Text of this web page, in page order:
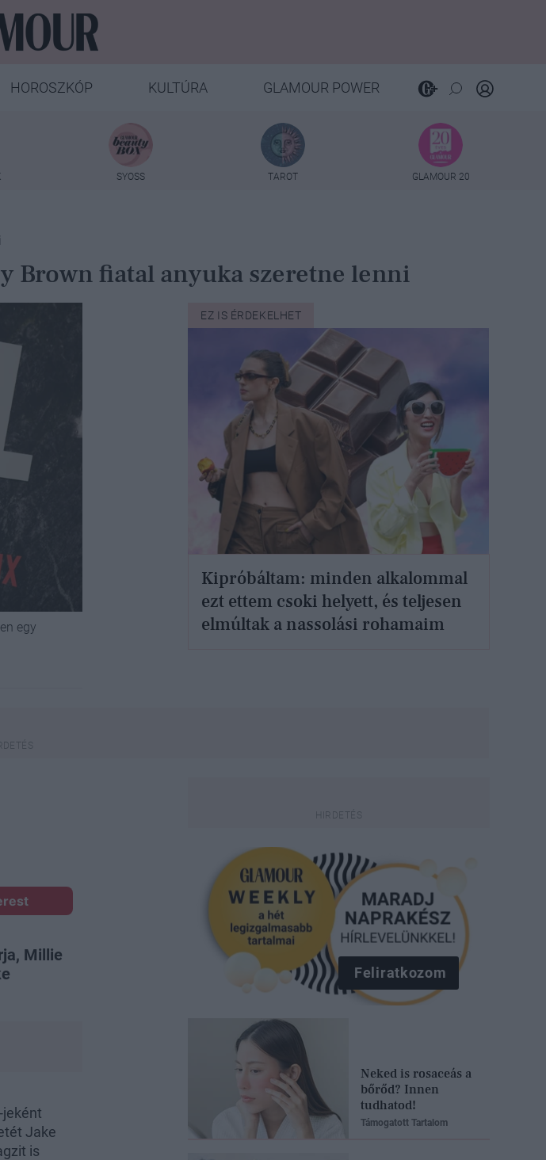
HOROSZKÓP KULTÚRA GLAMOUR POWER
SYOSS TAROT GLAMOUR 20
Brown fiatal anyuka szeretne lenni
egy
EZ IS ÉRDEKELHET
Kipróbáltam: minden alkalommal
ezt ettem csoki helyett, és teljesen
elmúltak a nassolási rohamaim
Millie
jeként
Jake
is
Feliratkozom
Neked is rosaceás a
bőrőd? Innen
tudhatod!
Támogatott Tartalom